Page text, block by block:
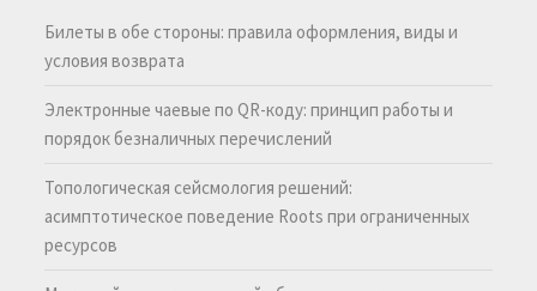
Билеты в обе стороны: правила оформления, виды и
условия возврата
Электронные чаевые по QR-коду: принцип работы и
порядок безналичных перечислений
Топологическая сейсмология решений:
асимптотическое поведение Roots при ограниченных
ресурсов